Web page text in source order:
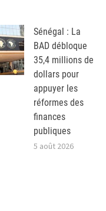
Sénégal : La
BAD débloque
35,4 millions de
dollars pour
appuyer les
réformes des
finances
publiques
5 août 2026